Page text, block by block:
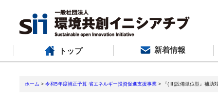
トップ 新着情報
ホーム > 令和5年度補正予算 省エネルギー投資促進支援事業 > 『(Ⅲ)設備単位型』補助